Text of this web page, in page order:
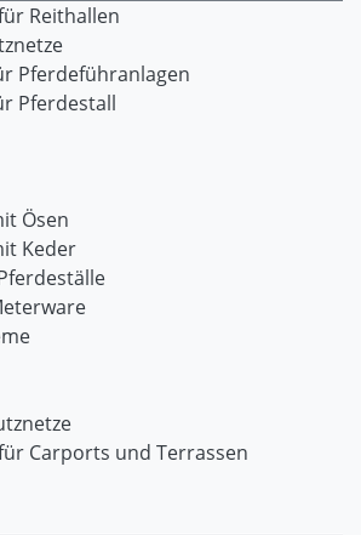
Reithallen
Pferdeführanlagen
Pferdestall
Ösen
Keder
Carports und Terrassen